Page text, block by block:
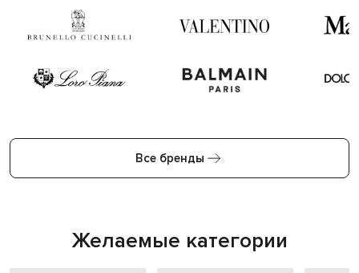
Все бренды
Желаемые категории